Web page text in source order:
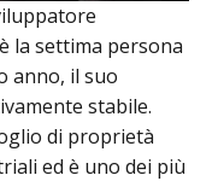
la settima persona
anno, il suo
stabile.
di proprietà
ed è uno dei più